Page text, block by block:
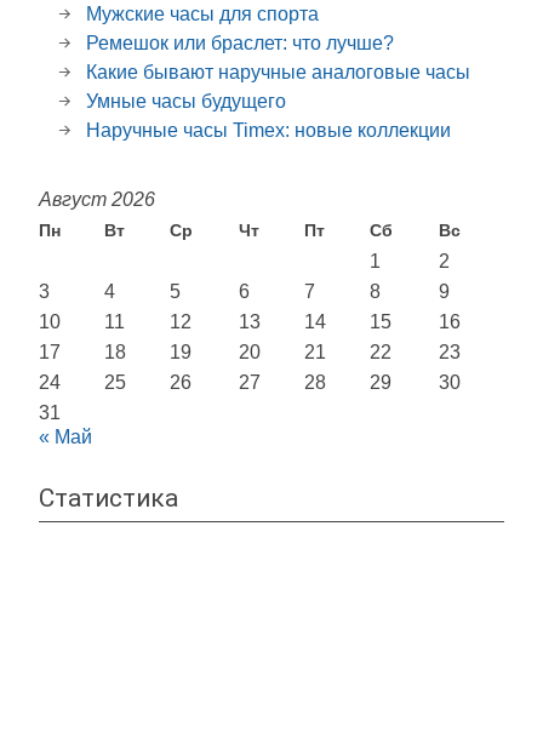
Мужские часы для спорта
Ремешок или браслет: что лучше?
Какие бывают наручные аналоговые часы
Умные часы будущего
Наручные часы Timex: новые коллекции
Август 2026
Пн Вт Ср Чт Пт Сб Вс
1
2
3
4 5 6 7 8
9
10
11 12 13 14 15
16
17
18 19 20 21 22
23
24
25 26 27 28 29
30
31
« Май
Статистика